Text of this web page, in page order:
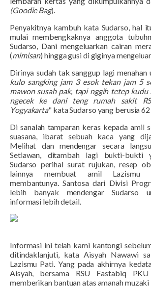
(Goodie Bag).
Penyakitnya kambuh kata Sudarso, hal
mulai membengkaknya anggota
Sudarso, Dani mengeluarkan cairan
(mimisan) hingga gusi di giginya
Dirinya sudah tak sanggup lagi menahan
kulo sangking jam 3 esok tekan jam 5
mawon susah pak, tapi nggih tetep kudu
ngecek ke dani teng rumah sakit
Yogyakarta" kata Sudarso yang berusia 62
Di sanalah tamparan keras kepada amil
suasana, ibarat sebuah kaca yang
Melihat dan mendengar secara
Setiawan, ditambah lagi bukti-bukti
Sudarso perihal surat rujukan, resep
lainnya membuat amil Lazismu
membantunya.Santosa dari Divisi
lebih banyak mendengar Sudarso
informasi lebih detail.
Informasi ini telah kami kantongi
ditindaklanjuti, kata Aisyah Nawawi
Lazismu Pati. Yang pada akhirnya
Aisyah, bersama RSU Fastabiq PKU
memberikan bantuan atas amanah muzaki